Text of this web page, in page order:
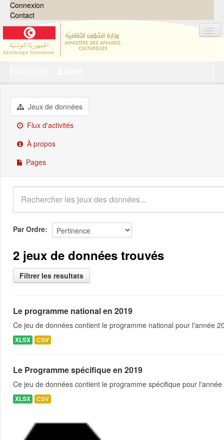
Connexion
Contact
Groupes
Demandes
À propos
Jeux de données
Flux d'activités
À propos
Pages
Par Ordre
2 jeux de données trouvés
Filtrer les resultats
Le programme national en 2019
Ce jeu de données contient le programme national pour l'année
XLSX CSV
Le Programme spécifique en 2019
Ce jeu de données contient le programme spécifique pour
XLSX CSV